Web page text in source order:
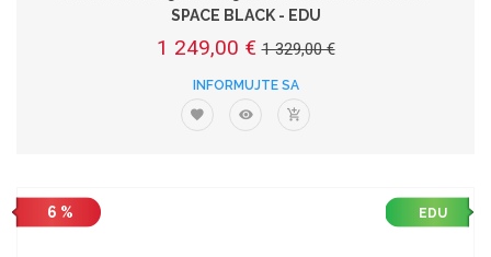
SPACE BLACK - EDU
1 249,00 € 1 329,00 €
INFORMUJTE SA
6 % EDU